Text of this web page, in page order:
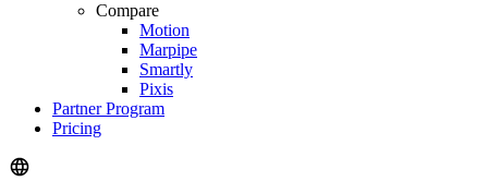
Compare
Motion
Marpipe
Smartly
Pixis
Partner Program
Pricing